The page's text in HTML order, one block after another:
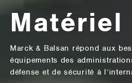
Matériel
Marck & Balsan répond aux
équipements des
défense et de sécurité à